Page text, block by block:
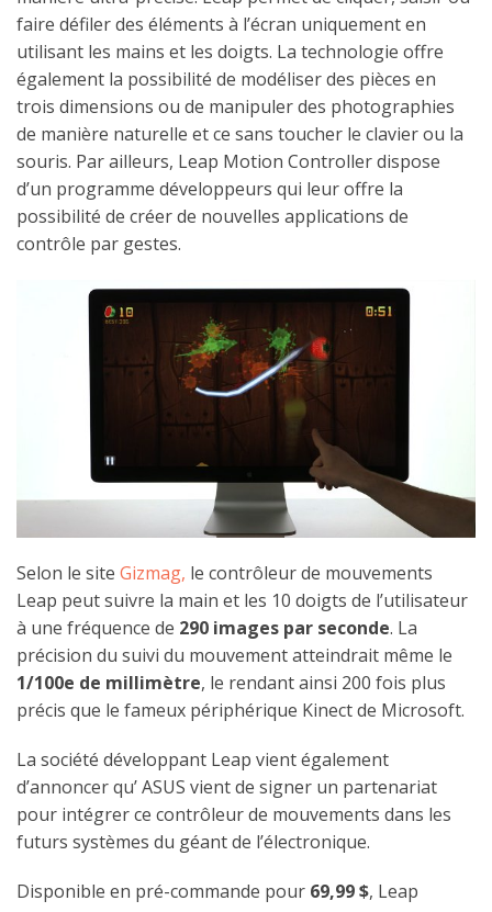
faire défiler des éléments à l’écran uniquement en
utilisant les mains et les doigts. La technologie offre
également la possibilité de modéliser des pièces en
trois dimensions ou de manipuler des photographies
de manière naturelle et ce sans toucher le clavier ou la
souris. Par ailleurs, Leap Motion Controller dispose
d’un programme développeurs qui leur offre la
possibilité de créer de nouvelles applications de
contrôle par gestes.
Selon le site Gizmag, le contrôleur de mouvements
Leap peut suivre la main et les 10 doigts de l’utilisateur
à une fréquence de 290 images par seconde. La
précision du suivi du mouvement atteindrait même le
1/100e de millimètre, le rendant ainsi 200 fois plus
précis que le fameux périphérique Kinect de Microsoft.
La société développant Leap vient également
d’annoncer qu’ ASUS vient de signer un partenariat
pour intégrer ce contrôleur de mouvements dans les
futurs systèmes du géant de l’électronique.
Disponible en pré-commande pour 69,99 $, Leap